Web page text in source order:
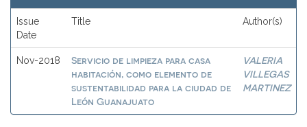
Issue
Date
Title Author(s)
Nov-2018
Servicio de limpieza para casa
habitación, como elemento de
sustentabilidad para la ciudad de
León Guanajuato
VALERIA
VILLEGAS
MARTINEZ